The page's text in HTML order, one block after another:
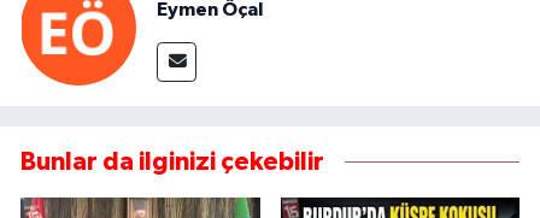
Eymen Öçal
Bunlar da ilginizi çekebilir